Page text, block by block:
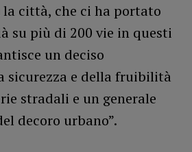
città, che ci ha portato
su più di 200 vie in questi
un deciso
sicurezza e della fruibilità
stradali e un generale
decoro urbano”.